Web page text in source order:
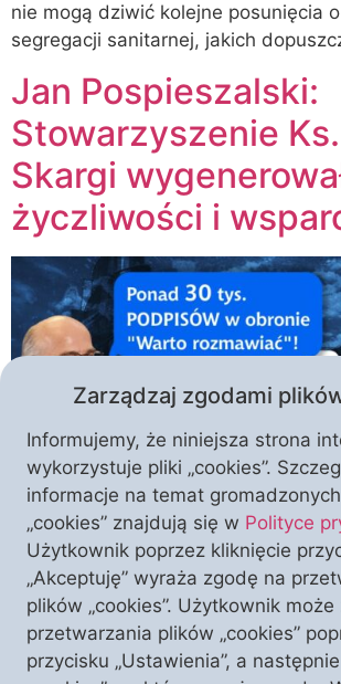
nie mogą dziwić kolejne posunięcia
segregacji sanitarnej, jakich
Jan Pospieszalski:
Stowarzyszenie
Skargi
życzliwości i
Już niemal 33 tysiące osób wysłało
prezesa TVP Jacka Kurskiego z
przywrócenia do ramówki Telewizji
„Warto rozmawiać”. O akcji
środowisko wraz ze
Chrześcijańskiej robi się coraz
zwiastuje to zmianę decyzji
Zarządzaj zgodami
Informujemy, że niniejsza strona
wykorzystuje pliki „cookies”.
informacje na temat
„cookies” znajdują się w Polityce
Użytkownik poprzez kliknięcie
„Akceptuję” wyraża zgodę na
plików „cookies”. Użytkownik
przetwarzania plików „cookies”
przycisku „Ustawienia”, a